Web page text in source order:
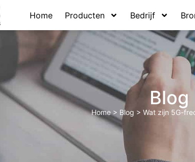
Home Producten Bedrijf
Blog
Home> Blog > Wat zijn 5G-